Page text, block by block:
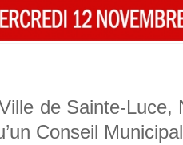
de Sainte-
Conseil